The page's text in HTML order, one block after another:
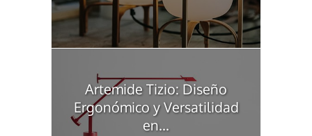
Artemide Tizio: Diseño
Ergonómico y Versatilidad
en...